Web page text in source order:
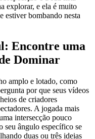
explorar, e ela é muito
estiver bombando nesta
Encontre uma
Dominar
amplo e lotado, como
por que seus vídeos
de criadores
A jogada mais
intersecção pouco
seu ângulo específico se
duas ou três ideias